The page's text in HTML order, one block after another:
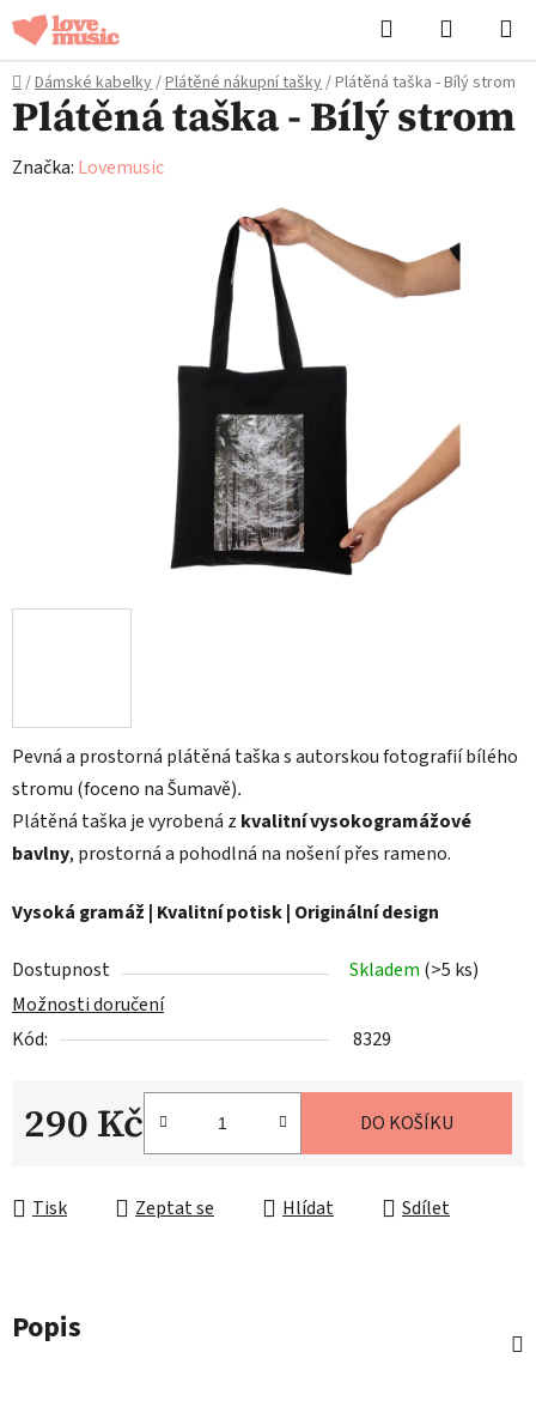
Přejít
na
obsah
Hledat
KOŠÍK
Domů
/Dámské kabelky/Plátěné nákupní tašky/Plátěná taška - Bílý strom
Pevná a prostorná plátěná taška s autorskou fotografií bílého
stromu (foceno na Šumavě).
Plátěná taška je vyrobená z kvalitní vysokogramážové
bavlny, prostorná a pohodlná na nošení přes rameno.
Vysoká gramáž | Kvalitní potisk | Originální design
Dostupnost Skladem (>5 ks)
Možnosti doručení
Kód:
8329
290 Kč DO KOŠÍKU
Tisk Zeptat se Hlídat Sdílet
Plátěná taška - Bílý strom
Značka: Lovemusic
Popis